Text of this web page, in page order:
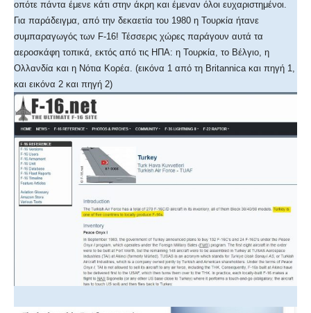
οπότε πάντα έμενε κάτι στην άκρη και έμεναν όλοι ευχαριστημένοι.
Για παράδειγμα, από την δεκαετία του 1980 η Τουρκία ήτανε
συμπαραγωγός των F-16! Τέσσερις χώρες παράγουν αυτά τα
αεροσκάφη τοπικά, εκτός από τις ΗΠΑ: η Τουρκία, το Βέλγιο, η
Ολλανδία και η Νότια Κορέα. (εικόνα 1 από τη Britannica και πηγή 1,
και εικόνα 2 και πηγή 2)